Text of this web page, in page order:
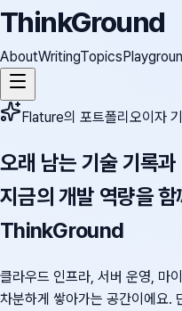
ThinkGround
AboutWritingTopics
Flature의 포트폴리오이자
오래 남는 기술 기록과
지금의 개발 역량을
ThinkGround
클라우드 인프라, 서버 운영, 마
차분하게 쌓아가는 공간이에요.